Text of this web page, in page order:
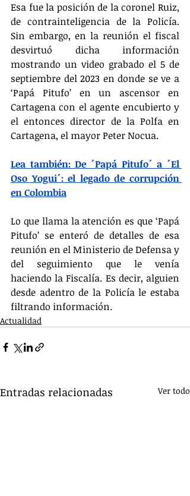
Esa fue la posición de la coronel Ruiz,
de contrainteligencia de la Policía.
Sin embargo, en la reunión el fiscal
desvirtuó dicha información
mostrando un video grabado el 5 de
septiembre del 2023 en donde se ve a
‘Papá Pitufo’ en un ascensor en
Cartagena con el agente encubierto y
el entonces director de la Polfa en
Cartagena, el mayor Peter Nocua.
Lea también: De ´Papá Pitufo´ a ´El
Oso Yogui´: el legado de corrupción
en Colombia
Lo que llama la atención es que ‘Papá
Pitufo’ se enteró de detalles de esa
reunión en el Ministerio de Defensa y
del seguimiento que le venía
haciendo la Fiscalía. Es decir, alguien
desde adentro de la Policía le estaba
filtrando información.
Actualidad
Entradas relacionadas Ver todo